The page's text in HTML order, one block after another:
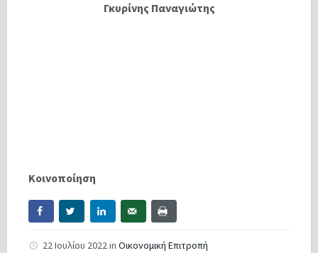
Γκυρίνης Παναγιώτης
Κοινοποίηση
22 Ιουλίου 2022in Οικονομική Επιτροπή